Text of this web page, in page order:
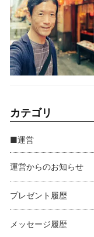
カテゴリ
■運営
運営からのお知らせ
プレゼント履歴
メッセージ履歴